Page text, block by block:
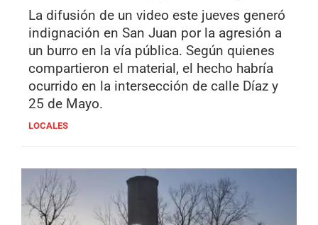
La difusión de un video este jueves generó
indignación en San Juan por la agresión a
un burro en la vía pública. Según quienes
compartieron el material, el hecho habría
ocurrido en la intersección de calle Díaz y
25 de Mayo.
LOCALES